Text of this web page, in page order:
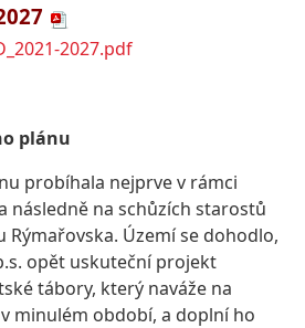
2027.pdf
plánu
probíhala nejprve v rámci
následně na schůzích starostů
Území se dohodlo,
opět uskuteční projekt
tábory, který naváže na
minulém období, a doplní ho